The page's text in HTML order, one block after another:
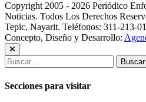
Copyright 2005 - 2026 Periódico
Noticias. Todos Los Derechos
Tepic, Nayarit. Teléfonos: 311-213-
Concepto, Diseño y Desarrollo:
Buscar:
Secciones para visitar